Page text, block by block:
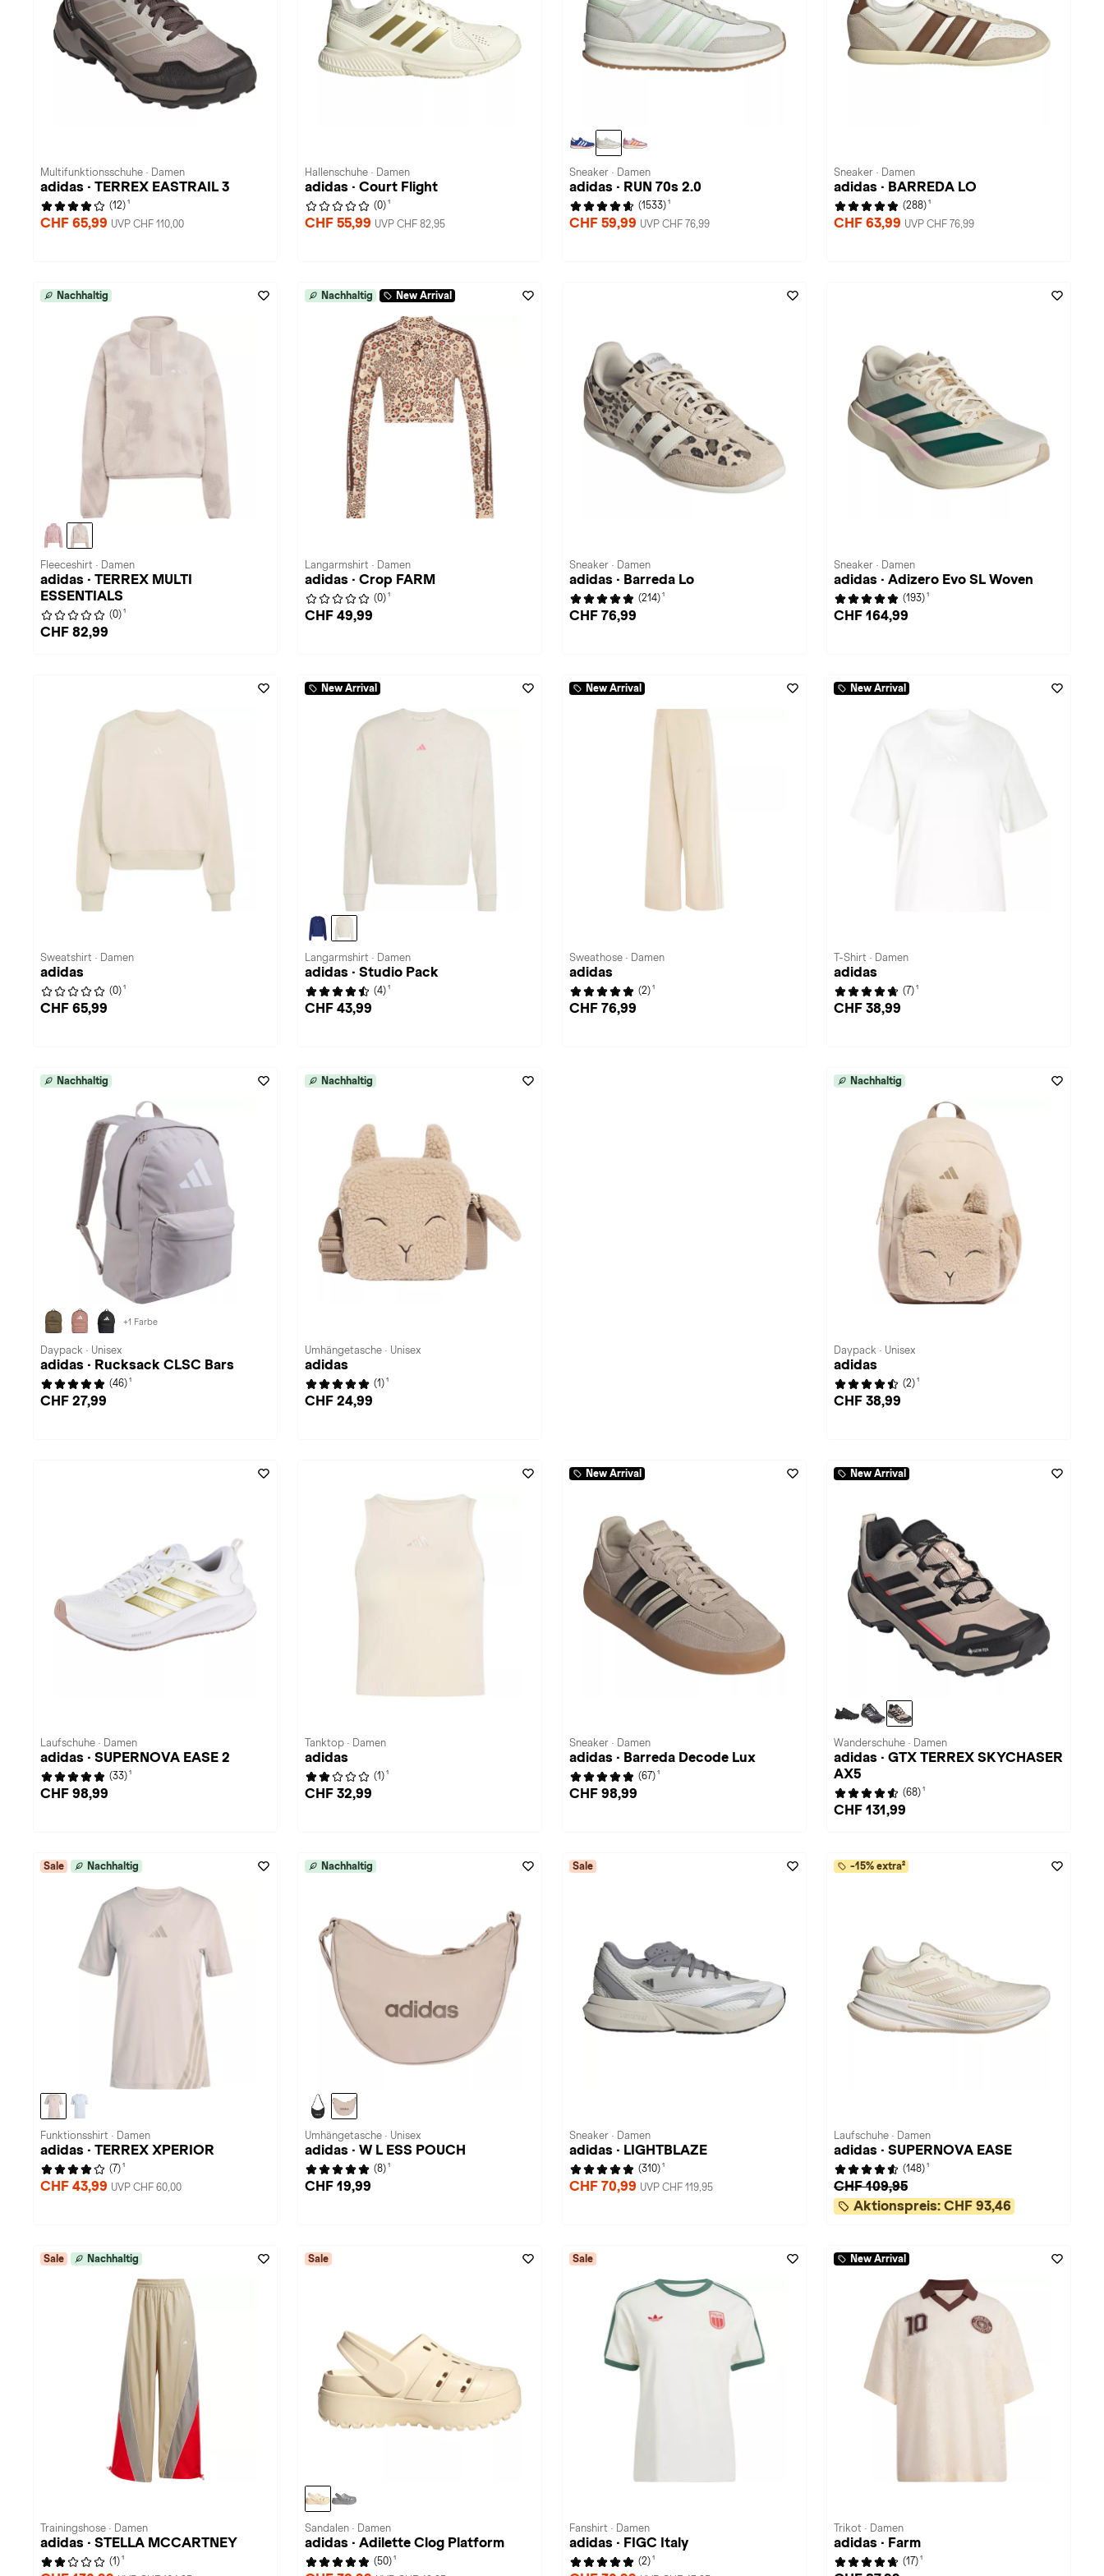
Multifunktionsschuhe · Damen
adidas · TERREX EASTRAIL 3
(12) 1
CHF 65,99 UVP CHF 110,00
Hallenschuhe · Damen
adidas · Court Flight
(0) 1
CHF 55,99 UVP CHF 82,95
Sneaker · Damen
adidas · RUN 70s 2.0
(1533) 1
CHF 59,99 UVP CHF 76,99
Sneaker · Damen
adidas · BARREDA LO
(288) 1
CHF 63,99 UVP CHF 76,99
Nachhaltig
Fleeceshirt · Damen
adidas · TERREX MULTI
ESSENTIALS
(0) 1
CHF 82,99
Nachhaltig New Arrival
Langarmshirt · Damen
adidas · Crop FARM
(0) 1
CHF 49,99
Sneaker · Damen
adidas · Barreda Lo
(214) 1
CHF 76,99
Sneaker · Damen
adidas · Adizero Evo SL Woven
(193) 1
CHF 164,99
Sweatshirt · Damen
adidas
(0) 1
CHF 65,99
New Arrival
Langarmshirt · Damen
adidas · Studio Pack
(4) 1
CHF 43,99
New Arrival
Sweathose · Damen
adidas
(2) 1
CHF 76,99
New Arrival
T-Shirt · Damen
adidas
(7) 1
CHF 38,99
Nachhaltig
+1 Farbe
Daypack · Unisex
adidas · Rucksack CLSC Bars
(46) 1
CHF 27,99
Nachhaltig
Umhängetasche · Unisex
adidas
(1) 1
CHF 24,99
Nachhaltig
Daypack · Unisex
adidas
(2) 1
CHF 38,99
Laufschuhe · Damen
adidas · SUPERNOVA EASE 2
(33) 1
CHF 98,99
Tanktop · Damen
adidas
(1) 1
CHF 32,99
New Arrival
Sneaker · Damen
adidas · Barreda Decode Lux
(67) 1
CHF 98,99
New Arrival
Wanderschuhe · Damen
adidas · GTX TERREX SKYCHASER
AX5
(68) 1
CHF 131,99
Sale Nachhaltig
Funktionsshirt · Damen
adidas · TERREX XPERIOR
(7) 1
CHF 43,99 UVP CHF 60,00
Nachhaltig
Umhängetasche · Unisex
adidas · W L ESS POUCH
(8) 1
CHF 19,99
Sale
Sneaker · Damen
adidas · LIGHTBLAZE
(310) 1
CHF 70,99 UVP CHF 119,95
-15% extra²
Laufschuhe · Damen
adidas · SUPERNOVA EASE
(148) 1
CHF 109,95
Aktionspreis: CHF 93,46
Sale Nachhaltig
Trainingshose · Damen
adidas · STELLA MCCARTNEY
(1) 1
Sale
Sandalen · Damen
adidas · Adilette Clog Platform
(50) 1
Sale
Fanshirt · Damen
adidas · FIGC Italy
(2) 1
New Arrival
Trikot · Damen
adidas · Farm
(17) 1